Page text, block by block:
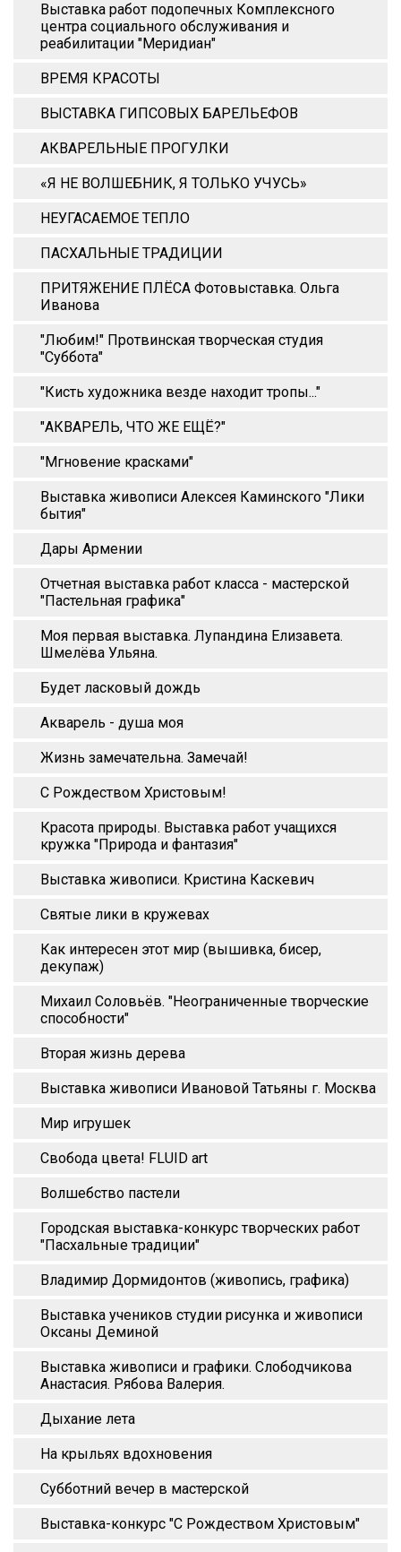
Выставка работ подопечных Комплексного
центра социального обслуживания и
реабилитации "Меридиан"
ВРЕМЯ КРАСОТЫ
ВЫСТАВКА ГИПСОВЫХ БАРЕЛЬЕФОВ
АКВАРЕЛЬНЫЕ ПРОГУЛКИ
«Я НЕ ВОЛШЕБНИК, Я ТОЛЬКО УЧУСЬ»
НЕУГАСАЕМОЕ ТЕПЛО
ПАСХАЛЬНЫЕ ТРАДИЦИИ
ПРИТЯЖЕНИЕ ПЛЁСА Фотовыставка. Ольга
Иванова
"Любим!" Протвинская творческая студия
"Суббота"
"Кисть художника везде находит тропы..."
"АКВАРЕЛЬ, ЧТО ЖЕ ЕЩЁ?"
"Мгновение красками"
Выставка живописи Алексея Каминского "Лики
бытия"
Дары Армении
Отчетная выставка работ класса - мастерской
"Пастельная графика"
Моя первая выставка. Лупандина Елизавета.
Шмелёва Ульяна.
Будет ласковый дождь
Акварель - душа моя
Жизнь замечательна. Замечай!
С Рождеством Христовым!
Красота природы. Выставка работ учащихся
кружка "Природа и фантазия"
Выставка живописи. Кристина Каскевич
Святые лики в кружевах
Как интересен этот мир (вышивка, бисер,
декупаж)
Михаил Соловьёв. "Неограниченные творческие
способности"
Вторая жизнь дерева
Выставка живописи Ивановой Татьяны г. Москва
Мир игрушек
Свобода цвета! FLUID art
Волшебство пастели
Городская выставка-конкурс творческих работ
"Пасхальные традиции"
Владимир Дормидонтов (живопись, графика)
Выставка учеников студии рисунка и живописи
Оксаны Деминой
Выставка живописи и графики. Слободчикова
Анастасия. Рябова Валерия.
Дыхание лета
На крыльях вдохновения
Субботний вечер в мастерской
Выставка-конкурс "С Рождеством Христовым"